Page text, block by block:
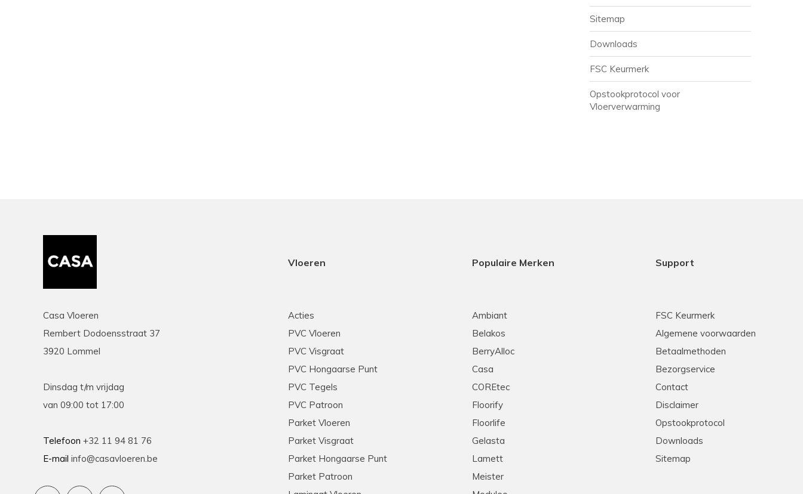
Sitemap
Downloads
FSC Keurmerk
Opstookprotocol voor
Vloerverwarming
Casa Vloeren
Rembert Dodoensstraat 37
3920 Lommel
Dinsdag t/m vrijdag
van 09:00 tot 17:00
Telefoon +32 11 94 81 76
E-mail info@casavloeren.be
Vloeren
Acties
PVC Vloeren
PVC Visgraat
PVC Hongaarse Punt
PVC Tegels
PVC Patroon
Parket Vloeren
Parket Visgraat
Parket Hongaarse Punt
Parket Patroon
Populaire Merken
Ambiant
Belakos
BerryAlloc
Casa
COREtec
Floorify
Floorlife
Gelasta
Lamett
Meister
Support
FSC Keurmerk
Algemene voorwaarden
Betaalmethoden
Bezorgservice
Contact
Disclaimer
Opstookprotocol
Downloads
Sitemap